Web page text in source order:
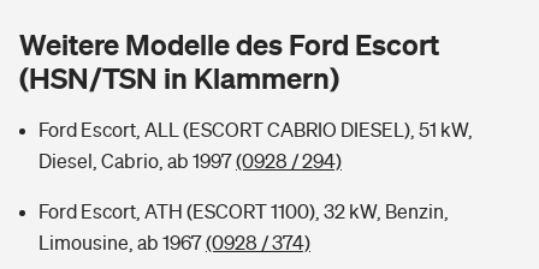
Hochwasser-Check: Wie gefährdet ist Ihr Haus?
Sie haben Fragen?
Private Cyberversicherung
Zur Übersicht
Rentenrechner: Wie viel Geld bekomme ich im Alter?
Weitere Modelle des Ford Escort
(HSN/TSN in Klammern)
Ford Escort, ALL (ESCORT CABRIO DIESEL), 51 kW,
Diesel, Cabrio, ab 1997(0928 / 294)
Ford Escort, ATH (ESCORT 1100), 32 kW, Benzin,
Limousine, ab 1967(0928 / 374)